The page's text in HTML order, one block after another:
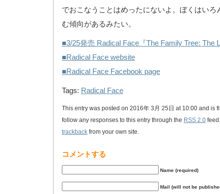
でおこなうことはめったにないよ。ぼくはい
む傾向があるみたい。
■3/25発売 Radical Face『The Family Tree: The
■Radical Face website
■Radical Face Facebook page
Tags: Radical Face
This entry was posted on 2016年 3月 25日 at 10:00 and is
follow any responses to this entry through the RSS 2.0
trackback from your own site.
コメントする
Name (required)
Mail (will not be